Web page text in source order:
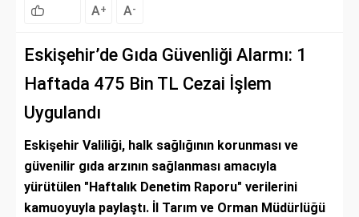
A+ A-
Eskişehir’de Gıda Güvenliği Alarmı: 1
Haftada 475 Bin TL Cezai İşlem
Uygulandı
Eskişehir Valiliği, halk sağlığının korunması ve
güvenilir gıda arzının sağlanması amacıyla
yürütülen "Haftalık Denetim Raporu" verilerini
kamuoyuyla paylaştı. İl Tarım ve Orman Müdürlüğü